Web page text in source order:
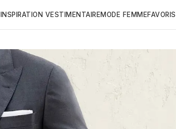
INSPIRATION VESTIMENTAIREMODE FEMME